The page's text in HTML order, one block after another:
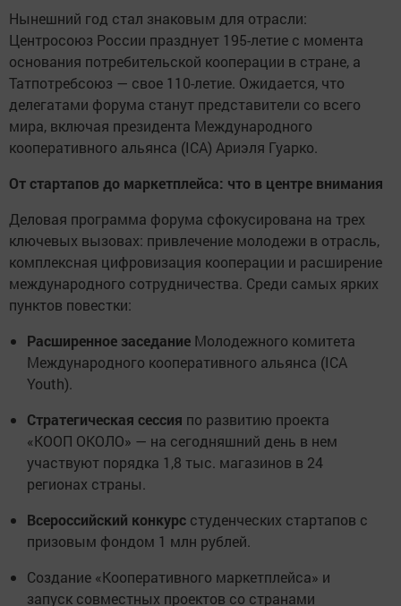
Нынешний год стал знаковым для отрасли:
Центросоюз России празднует 195-летие с момента
основания потребительской кооперации в стране, а
Татпотребсоюз — свое 110-летие. Ожидается, что
делегатами форума станут представители со всего
мира, включая президента Международного
кооперативного альянса (ICA) Ариэля Гуарко.
От стартапов до маркетплейса: что в центре внимания
Деловая программа форума сфокусирована на трех
ключевых вызовах: привлечение молодежи в отрасль,
комплексная цифровизация кооперации и расширение
международного сотрудничества. Среди самых ярких
пунктов повестки:
Расширенное заседание Молодежного комитета
Международного кооперативного альянса (ICA
Youth).
Стратегическая сессия по развитию проекта
«КООП ОКОЛО» — на сегодняшний день в нем
участвуют порядка 1,8 тыс. магазинов в 24
регионах страны.
Всероссийский конкурс студенческих стартапов с
призовым фондом 1 млн рублей.
Создание «Кооперативного маркетплейса» и
запуск совместных проектов со странами